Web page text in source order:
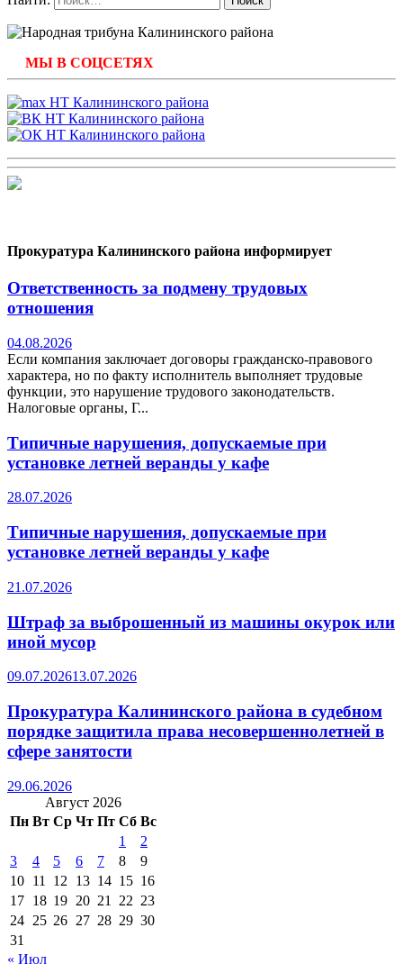
МЫ В СОЦСЕТЯХ
Прокуратура Калининского района информирует
Ответственность за подмену трудовых
отношения
04.08.2026
Если компания заключает договоры гражданско-правового
характера, но по факту исполнитель выполняет трудовые
функции, это нарушение трудового законодательств.
Налоговые органы, Г...
Типичные нарушения, допускаемые при
установке летней веранды у кафе
28.07.2026
Типичные нарушения, допускаемые при
установке летней веранды у кафе
21.07.2026
Штраф за выброшенный из машины окурок или
иной мусор
09.07.202613.07.2026
Прокуратура Калининского района в судебном
порядке защитила права несовершеннолетней в
сфере занятости
29.06.2026
Август 2026
Пн Вт Ср Чт Пт Сб Вс
1
2
3
4 5 6 7 8
9
10 11 12 13 14 15 16
17 18 19 20 21 22 23
24 25 26 27 28 29 30
31
« Июл